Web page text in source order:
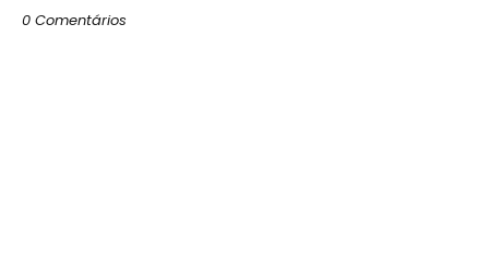
0 Comentários